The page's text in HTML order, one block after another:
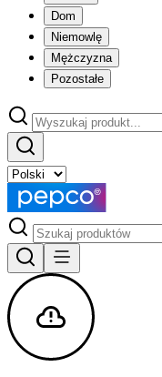
Dom
Niemowlę
Mężczyzna
Pozostałe